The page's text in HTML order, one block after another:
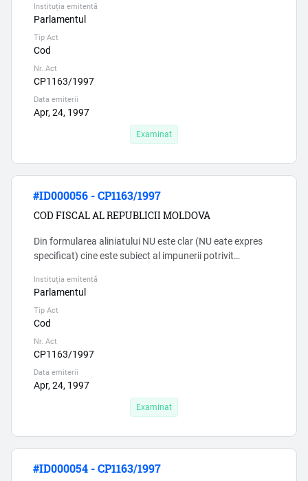
reglementează reguli fiscale la unul și același subiect
contravine art. 3 CF si sporeste riscul erorilor si,
Instituția emitentă
Parlamentul
Tip Act
Cod
Nr. Act
CP1163/1997
Data emiterii
Apr, 24, 1997
Examinat
#ID000056 - CP1163/1997
COD FISCAL AL REPUBLICII MOLDOVA
Din formularea aliniatului NU este clar (NU eate expres
specificat) cine este subiect al impunerii potrivit
gospodăriile ţărăneşti și întreprinzătorii individuali sunt
subiecții ai impunerii al regimului fiscal AI SECTORULUI
ÎNTREPRINDERILOR MICI ŞI MIJLOCII (conform
capitolului Capitolul 7 1 (prim)) , doar în cazul în care in...
Instituția emitentă
Parlamentul
Tip Act
Cod
Nr. Act
CP1163/1997
Data emiterii
Apr, 24, 1997
Examinat
#ID000054 - CP1163/1997